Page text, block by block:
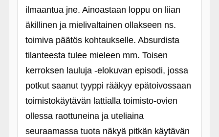
ilmaantua jne. Ainoastaan loppu on liian
äkillinen ja mielivaltainen ollakseen ns.
toimiva päätös kohtaukselle. Absurdista
tilanteesta tulee mieleen mm. Toisen
kerroksen lauluja ‑elokuvan episodi, jossa
potkut saanut tyyppi rääkyy epätoivossaan
toimistokäytävän lattialla toimisto-ovien
ollessa raottuneina ja uteliaina
seuraamassa tuota näkyä pitkän käytävän